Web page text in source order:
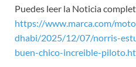
Puedes leer la Noticia
https://www.marca.com/
dhabi/2025/12/07/norris-
buen-chico-increible-